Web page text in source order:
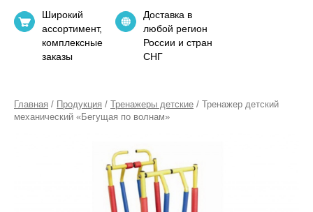
Широкий
ассортимент,
комплексные
заказы
Доставка в
любой регион
России и стран
СНГ
Главная / Продукция / Тренажеры детские / Тренажер детский
механический «Бегущая по волнам»